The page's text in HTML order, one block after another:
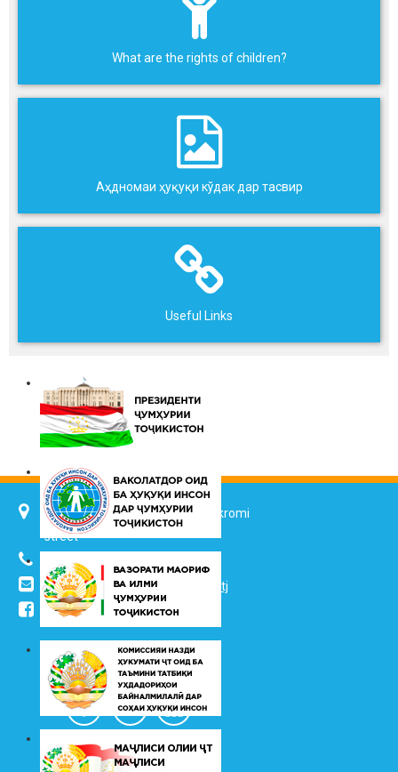
What are the rights of children?
Аҳдномаи ҳуқуқи кўдак дар тасвир
Useful Links
734025, Dushanbe city, 7 Jalol Ikromi
street
(+992 37) 2217352
info@vhk.tj
info@ombudsman.tj
/kudakon